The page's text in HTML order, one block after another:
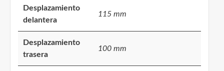
Desplazamiento
delantera
115 mm
Desplazamiento
trasera
100 mm